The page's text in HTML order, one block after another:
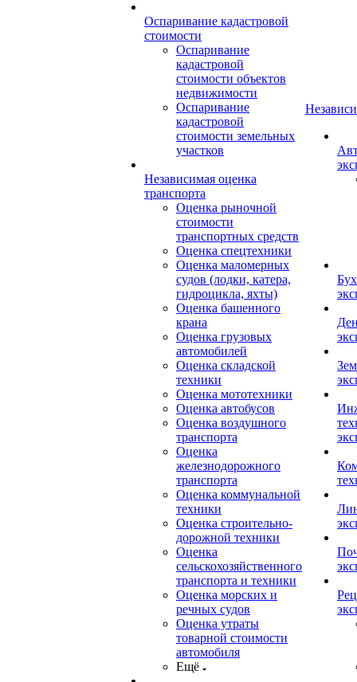
Оспаривание кадастровой
стоимости
Оспаривание
кадастровой
стоимости объектов
недвижимости
Оспаривание
кадастровой
стоимости земельных
участков
Независимая оценка
транспорта
Оценка рыночной
стоимости
транспортных средств
Оценка спецтехники
Оценка маломерных
судов (лодки, катера,
гидроцикла, яхты)
Оценка башенного
крана
Оценка грузовых
автомобилей
Оценка складской
техники
Оценка мототехники
Оценка автобусов
Оценка воздушного
транспорта
Оценка
железнодорожного
транспорта
Оценка коммунальной
техники
Оценка строительно-
дорожной техники
Оценка
сельскохозяйственного
транспорта и техники
Оценка морских и
речных судов
Оценка утраты
товарной стоимости
автомобиля
Ещё